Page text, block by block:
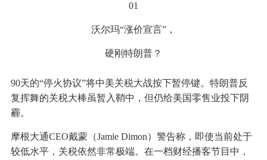
01
沃尔玛“涨价宣言”，
硬刚特朗普？
90天的“停火协议”将中美关税大战按下暂停键。特朗普反
复挥舞的关税大棒虽暂入鞘中，但仍给美国零售业投下阴
霾。
摩根大通CEO戴蒙（Jamie Dimon）警告称，即使当前处于
较低水平，关税依然非常极端。在一档财经播客节目中，